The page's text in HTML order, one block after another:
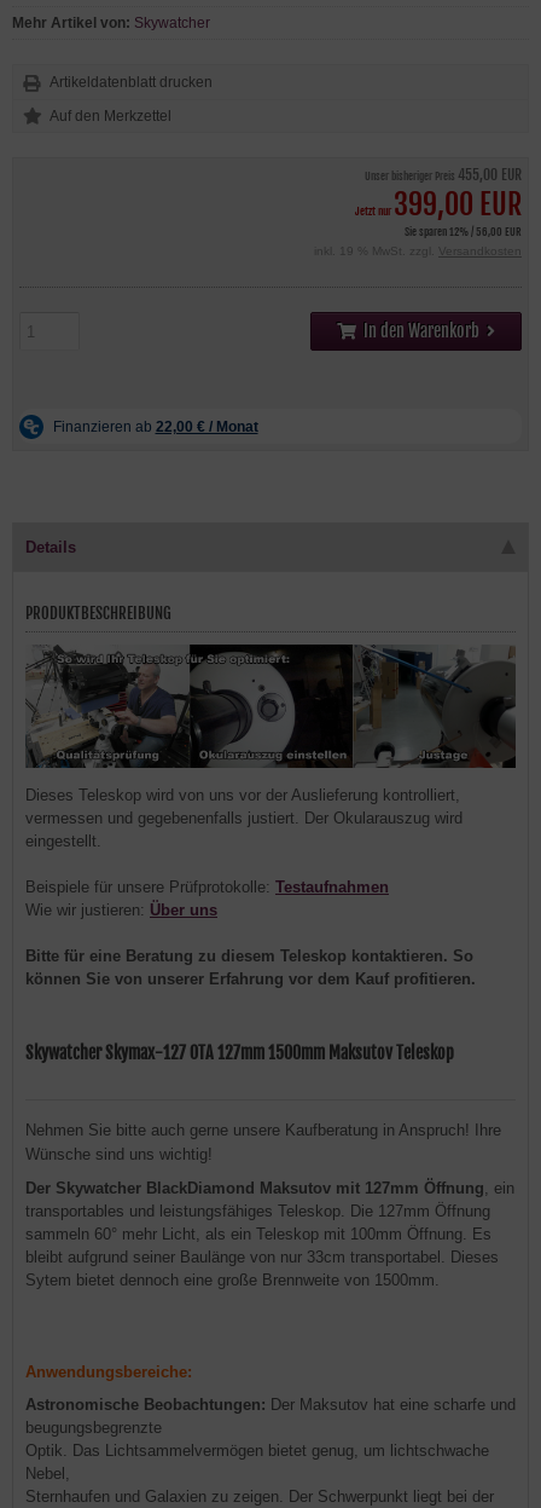
Unser bisheriger Preis 455,00 EUR
Jetzt nur 399,00 EUR
Sie sparen 12% / 56,00 EUR
inkl. 19 % MwSt. zzgl.
Versandkosten
In den Warenkorb
Mehr Artikel von: Skywatcher
Artikeldatenblatt drucken
Details
PRODUKTBESCHREIBUNG
Dieses Teleskop wird von uns vor der Auslieferung kontrolliert,
vermessen und gegebenenfalls justiert. Der Okularauszug wird
eingestellt.
Beispiele für unsere Prüfprotokolle: Testaufnahmen
Wie wir justieren: Über uns
Bitte für eine Beratung zu diesem Teleskop kontaktieren. So
können Sie von unserer Erfahrung vor dem Kauf profitieren.
Skywatcher Skymax-127 OTA 127mm 1500mm Maksutov Teleskop
Nehmen Sie bitte auch gerne unsere Kaufberatung in Anspruch! Ihre
Wünsche sind uns wichtig!
Der Skywatcher BlackDiamond Maksutov mit 127mm Öffnung , ein
transportables und leistungsfähiges Teleskop. Die 127mm Öffnung
sammeln 60° mehr Licht, als ein Teleskop mit 100mm Öffnung. Es
bleibt aufgrund seiner Baulänge von nur 33cm transportabel. Dieses
Sytem bietet dennoch eine große Brennweite von 1500mm.
Anwendungsbereiche:
Astronomische Beobachtungen: Der Maksutov hat eine scharfe und
beugungsbegrenzte
Optik. Das Lichtsammelvermögen bietet genug, um lichtschwache
Nebel,
Sternhaufen und Galaxien zu zeigen. Der Schwerpunkt liegt bei der